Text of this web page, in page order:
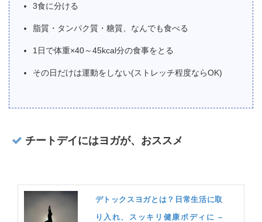
3食に分ける
脂質・タンパク質・糖質、なんでも食べる
1日で体重×40～45kcal分の食事をとる
その日だけは運動をしない(ストレッチ程度ならOK)
チートデイにはヨガが、おススメ
デトックスヨガとは？日常生活に取
り入れ、スッキリ健康ボディに –